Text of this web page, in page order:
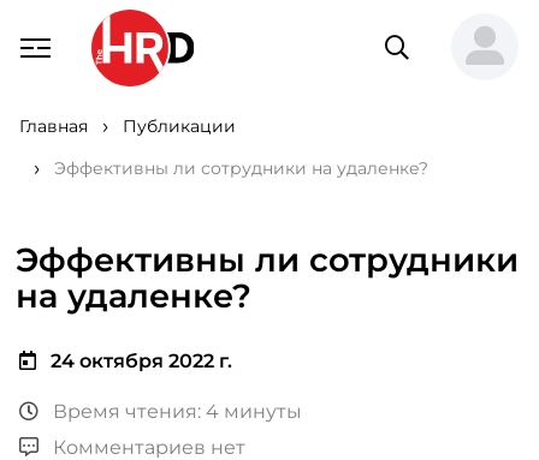
Главная
Публикации
Эффективны ли сотрудники на удаленке?
Эффективны ли сотрудники
на удаленке?
24 октября 2022 г.
Время чтения: 4 минуты
Комментариев нет